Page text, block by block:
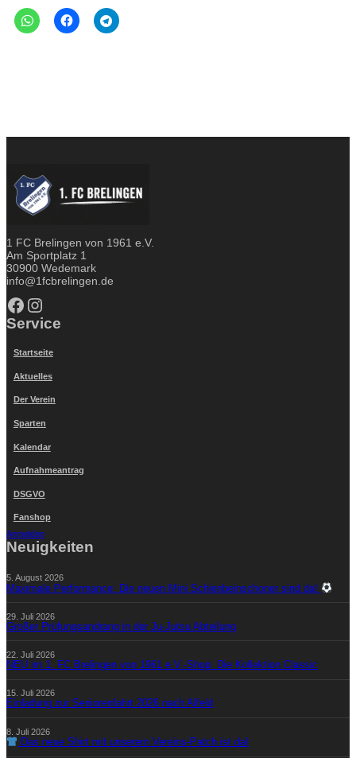
1 FC Brelingen von 1961 e.V.
Am Sportplatz 1
30900 Wedemark
info@1fcbrelingen.de
Facebook Instagram
Service
Startseite
Aktuelles
Der Verein
Sparten
Kalendar
Aufnahmeantrag
DSGVO
Fanshop
Anmelden
Neuigkeiten
5. August 2026
Maximale Performance: Die neuen Mini Schienbeinschoner sind da!
29. Juli 2026
Großer Prüfungsandrang in der Ju-Jutsu Abteilung
22. Juli 2026
NEU im 1. FC Brelingen von 1961 e.V.-Shop: Die Kollektion Classic
15. Juli 2026
Einladung zur Seniorenfahrt 2026 nach Alfeld
8. Juli 2026
Das neue Shirt mit unserem Vereins-Patch ist da!